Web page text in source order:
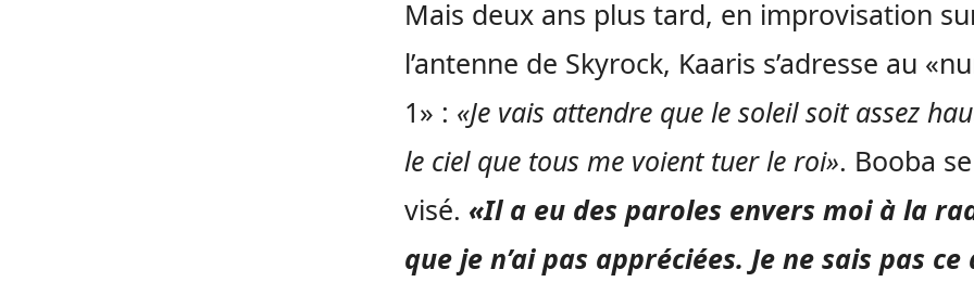
Mais deux ans plus tard, en improvisation
l’antenne de Skyrock, Kaaris s’adresse au
1» : «Je vais attendre que le soleil soit assez
le ciel que tous me voient tuer le roi». Booba
visé. «Il a eu des paroles envers moi à la
que je n’ai pas appréciées. Je ne sais pas ce